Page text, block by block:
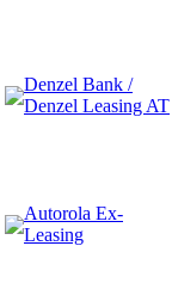
Denzel Bank /
Denzel Leasing AT
Autorola Ex-
Leasing